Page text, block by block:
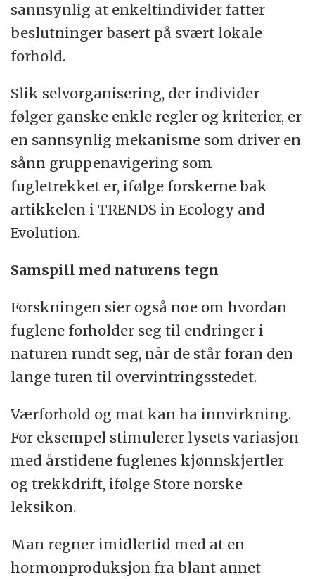
sannsynlig at enkeltindivider fatter
beslutninger basert på svært lokale
forhold.
Slik selvorganisering, der individer
følger ganske enkle regler og kriterier, er
en sannsynlig mekanisme som driver en
sånn gruppenavigering som
fugletrekket er, ifølge forskerne bak
artikkelen i TRENDS in Ecology and
Evolution.
Samspill med naturens tegn
Forskningen sier også noe om hvordan
fuglene forholder seg til endringer i
naturen rundt seg, når de står foran den
lange turen til overvintringsstedet.
Værforhold og mat kan ha innvirkning.
For eksempel stimulerer lysets variasjon
med årstidene fuglenes kjønnskjertler
og trekkdrift, ifølge Store norske
leksikon.
Man regner imidlertid med at en
hormonproduksjon fra blant annet